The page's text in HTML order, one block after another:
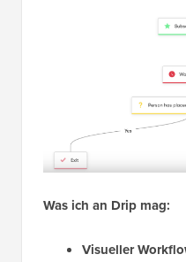
Was ich an Drip mag:
Visueller